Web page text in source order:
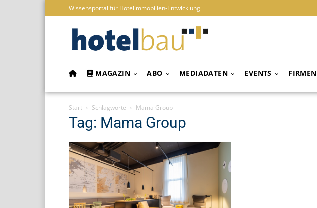
Wissensportal für Hotelimmobilien-Entwicklung
MAGAZIN ABO MEDIADATEN EVENTS FIRMEN
Start Schlagworte Mama Group
Tag: Mama Group